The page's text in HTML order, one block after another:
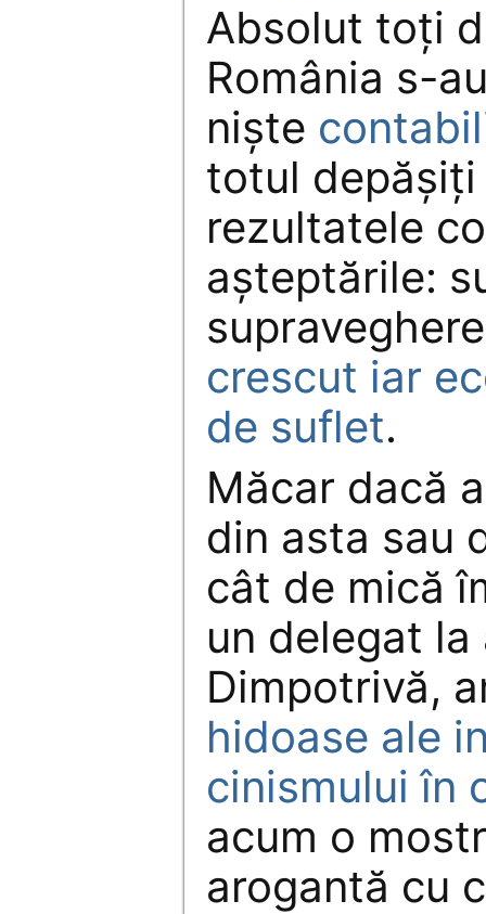
Absolut toţi
România s-
nişte
totul
rezultatele
aşteptările:
crescut iar
de suflet.
Măcar dacă
din asta sau
cât de mică
un delegat
Dimpotrivă,
hidoase ale
cinismului în
acum o
arogantă cu